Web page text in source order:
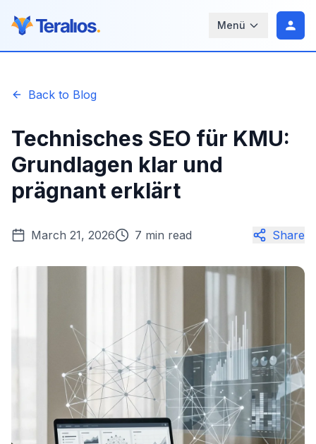
Menü
Back to Blog
Technisches SEO für KMU:
Grundlagen klar und
prägnant erklärt
March 21, 2026 7 min read Share